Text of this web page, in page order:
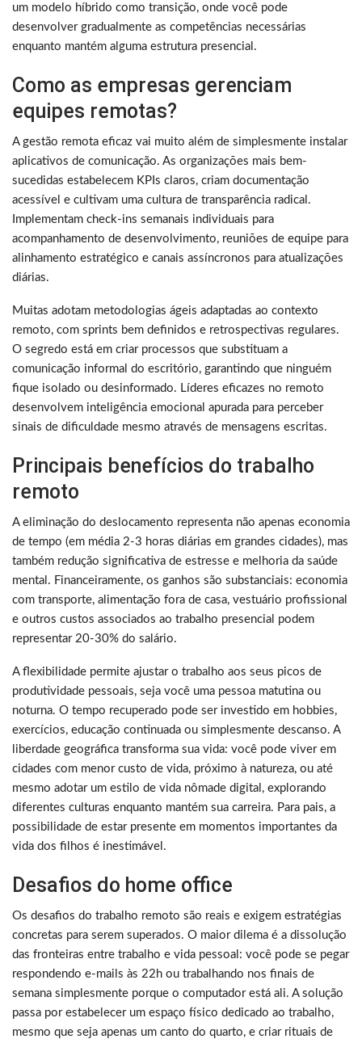
um modelo híbrido como transição, onde você pode
desenvolver gradualmente as competências necessárias
enquanto mantém alguma estrutura presencial.
Como as empresas gerenciam
equipes remotas?
A gestão remota eficaz vai muito além de simplesmente instalar
aplicativos de comunicação. As organizações mais bem-
sucedidas estabelecem KPIs claros, criam documentação
acessível e cultivam uma cultura de transparência radical.
Implementam check-ins semanais individuais para
acompanhamento de desenvolvimento, reuniões de equipe para
alinhamento estratégico e canais assíncronos para atualizações
diárias.
Muitas adotam metodologias ágeis adaptadas ao contexto
remoto, com sprints bem definidos e retrospectivas regulares.
O segredo está em criar processos que substituam a
comunicação informal do escritório, garantindo que ninguém
fique isolado ou desinformado. Líderes eficazes no remoto
desenvolvem inteligência emocional apurada para perceber
sinais de dificuldade mesmo através de mensagens escritas.
Principais benefícios do trabalho
remoto
A eliminação do deslocamento representa não apenas economia
de tempo (em média 2-3 horas diárias em grandes cidades), mas
também redução significativa de estresse e melhoria da saúde
mental. Financeiramente, os ganhos são substanciais: economia
com transporte, alimentação fora de casa, vestuário profissional
e outros custos associados ao trabalho presencial podem
representar 20-30% do salário.
A flexibilidade permite ajustar o trabalho aos seus picos de
produtividade pessoais, seja você uma pessoa matutina ou
noturna. O tempo recuperado pode ser investido em hobbies,
exercícios, educação continuada ou simplesmente descanso. A
liberdade geográfica transforma sua vida: você pode viver em
cidades com menor custo de vida, próximo à natureza, ou até
mesmo adotar um estilo de vida nômade digital, explorando
diferentes culturas enquanto mantém sua carreira. Para pais, a
possibilidade de estar presente em momentos importantes da
vida dos filhos é inestimável.
Desafios do home office
Os desafios do trabalho remoto são reais e exigem estratégias
concretas para serem superados. O maior dilema é a dissolução
das fronteiras entre trabalho e vida pessoal: você pode se pegar
respondendo e-mails às 22h ou trabalhando nos finais de
semana simplesmente porque o computador está ali. A solução
passa por estabelecer um espaço físico dedicado ao trabalho,
mesmo que seja apenas um canto do quarto, e criar rituais de